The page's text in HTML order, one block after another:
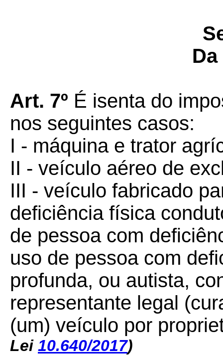
Art. 7º É isenta do
nos seguintes casos:
I - máquina e trator
II - veículo aéreo de
III - veículo fabricado
deficiência física
de pessoa com
uso de pessoa com
profunda, ou autista,
representante legal
(um) veículo por
Lei 10.640/2017)